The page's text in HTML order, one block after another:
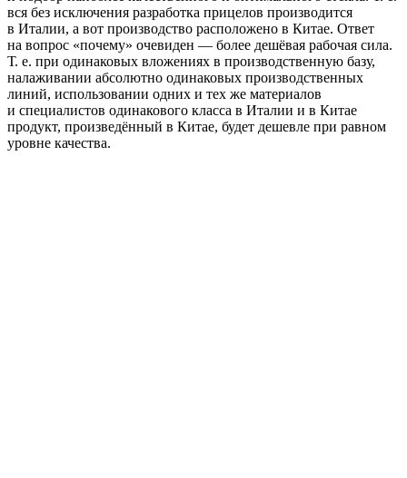
вся без исключения разработка прицелов производится
в Италии, а вот производство расположено в Китае. Ответ
на вопрос «почему» очевиден — более дешёвая рабочая сила.
Т. е. при одинаковых вложениях в производственную базу,
налаживании абсолютно одинаковых производственных
линий, использовании одних и тех же материалов
и специалистов одинакового класса в Италии и в Китае
продукт, произведённый в Китае, будет дешевле при равном
уровне качества.